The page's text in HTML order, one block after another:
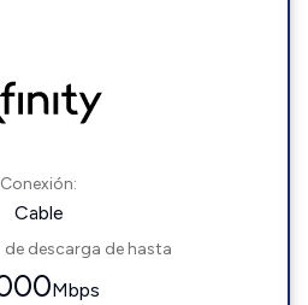
Conexión:
Cable
descarga de hasta
Mbps